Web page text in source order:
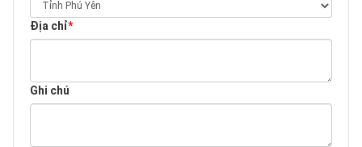
Địa chỉ*
Ghi chú